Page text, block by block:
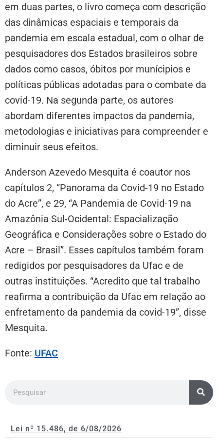
em duas partes, o livro começa com descrição
das dinâmicas espaciais e temporais da
pandemia em escala estadual, com o olhar de
pesquisadores dos Estados brasileiros sobre
dados como casos, óbitos por munícipios e
políticas públicas adotadas para o combate da
covid-19. Na segunda parte, os autores
abordam diferentes impactos da pandemia,
metodologias e iniciativas para compreender e
diminuir seus efeitos.
Anderson Azevedo Mesquita é coautor nos
capítulos 2, “Panorama da Covid-19 no Estado
do Acre”, e 29, “A Pandemia de Covid-19 na
Amazônia Sul-Ocidental: Espacialização
Geográfica e Considerações sobre o Estado do
Acre – Brasil”. Esses capítulos também foram
redigidos por pesquisadores da Ufac e de
outras instituições. “Acredito que tal trabalho
reafirma a contribuição da Ufac em relação ao
enfretamento da pandemia da covid-19”, disse
Mesquita.
Fonte: UFAC
Lei nº 15.486, de 6/08/2026